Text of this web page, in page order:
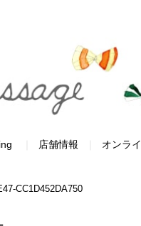
店舗情報 オンラ
CC1D452DA750